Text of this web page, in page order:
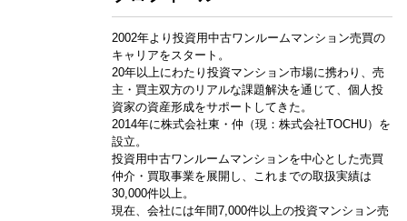
2002年より投資用中古ワンルームマンション売買の
キャリアをスタート。
20年以上にわたり投資マンション市場に携わり、売
主・買主双方のリアルな課題解決を通じて、個人投
資家の資産形成をサポートしてきた。
2014年に株式会社東・仲（現：株式会社TOCHU）を
設立。
投資用中古ワンルームマンションを中心とした売買
仲介・買取事業を展開し、これまでの取扱実績は
30,000件以上。
現在、会社には年間7,000件以上の投資マンション売